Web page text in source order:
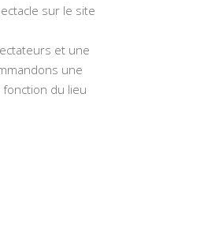
sur le site
et une
une
du lieu